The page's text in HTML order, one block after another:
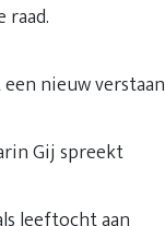
raad.
nieuw verstaan
Gij spreekt